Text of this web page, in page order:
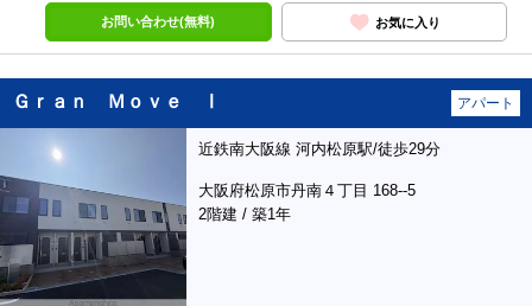
お問い合わせ(無料) お気に入り
Ｇｒａｎ Ｍｏｖｅ Ⅰ アパート
近鉄南大阪線 河内松原駅/徒歩29分
大阪府松原市丹南４丁目 168--5
2階建 / 築1年